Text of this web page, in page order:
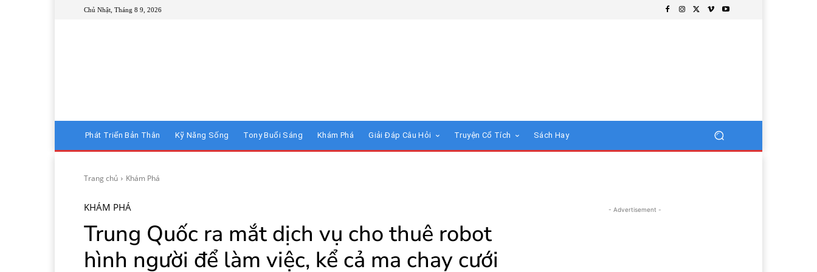
Chủ Nhật, Tháng 8 9, 2026
Phát Triển Bản Thân Kỹ Năng Sống Tony Buổi Sáng Khám Phá Giải Đáp Câu Hỏi Truyện Cổ Tích Sách Hay
Trang chủ Khám Phá
KHÁM PHÁ
Trung Quốc ra mắt dịch vụ cho thuê robot
hình người để làm việc, kể cả ma chay cưới
- Advertisement -